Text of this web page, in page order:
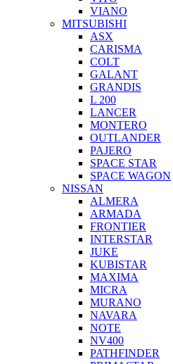
VIANO
MITSUBISHI
ASX
CARISMA
COLT
GALANT
GRANDIS
L 200
LANCER
MONTERO
OUTLANDER
PAJERO
SPACE STAR
SPACE WAGON
NISSAN
ALMERA
ARMADA
FRONTIER
INTERSTAR
JUKE
KUBISTAR
MAXIMA
MICRA
MURANO
NAVARA
NOTE
NV400
PATHFINDER